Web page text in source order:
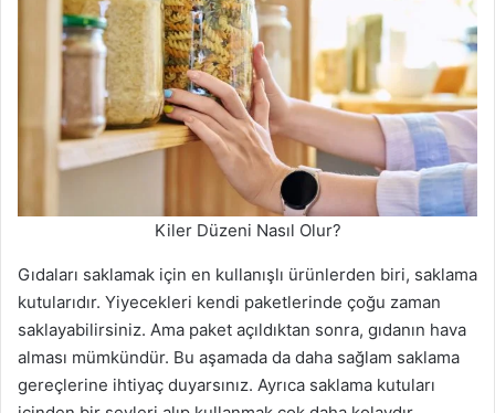
Kiler Düzeni Nasıl Olur?
Gıdaları saklamak için en kullanışlı ürünlerden biri, saklama
kutularıdır. Yiyecekleri kendi paketlerinde çoğu zaman
saklayabilirsiniz. Ama paket açıldıktan sonra, gıdanın hava
alması mümkündür. Bu aşamada da daha sağlam saklama
gereçlerine ihtiyaç duyarsınız. Ayrıca saklama kutuları